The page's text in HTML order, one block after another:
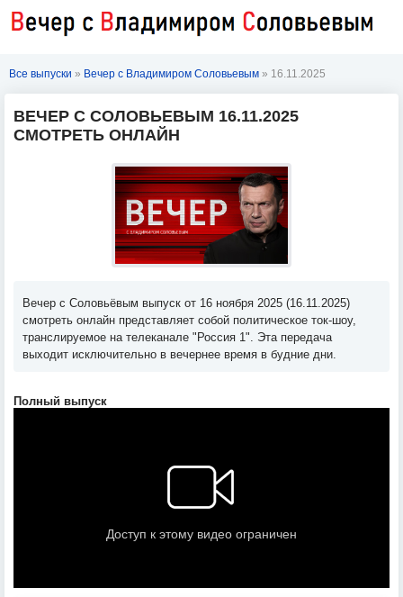
Все выпуски » Вечер с Владимиром Соловьевым » 16.11.2025
ВЕЧЕР С СОЛОВЬЕВЫМ 16.11.2025
СМОТРЕТЬ ОНЛАЙН
Вечер с Соловьёвым выпуск от 16 ноября 2025 (16.11.2025)
смотреть онлайн представляет собой политическое ток-шоу,
транслируемое на телеканале "Россия 1". Эта передача
выходит исключительно в вечернее время в будние дни.
Полный выпуск